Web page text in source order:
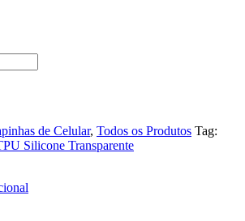
de Celular, Todos os Produtos Tag:
Silicone Transparente